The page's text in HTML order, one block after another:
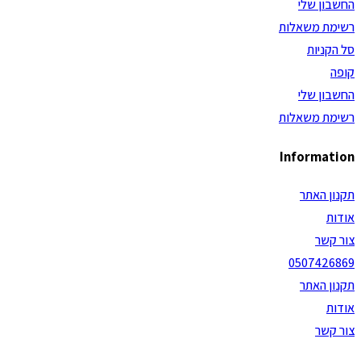
החשבון שלי
רשימת משאלות
סל הקניות
קופה
החשבון שלי
רשימת משאלות
Information
תקנון האתר
אודות
צור קשר
0507426869
תקנון האתר
אודות
צור קשר